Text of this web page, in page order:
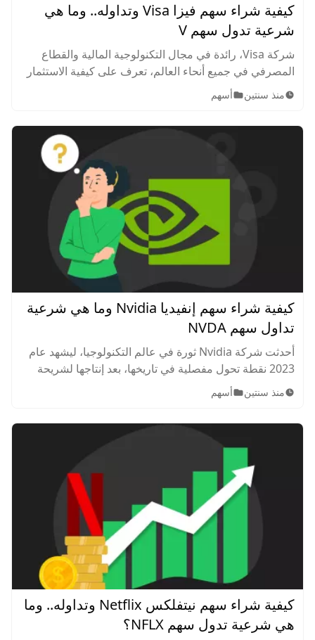
كيفية شراء سهم فيزا Visa وتداوله.. وما هي
شرعية تدول سهم V
شركة Visa، رائدة في مجال التكنولوجية المالية والقطاع
المصرفي في جميع أنحاء العالم، تعرف على كيفية الاستثمار
فيها وشراء أسهم V ببساطة ونجاح.
منذ سنتين أسهم
كيفية شراء سهم إنفيديا Nvidia وما هي شرعية
تداول سهم NVDA
أحدثت شركة Nvidia ثورة في عالم التكنولوجيا، ليشهد عام
2023 نقطة تحول مفصلية في تاريخها، بعد إنتاجها لشريحة
H100 الأسطورية، التي اعتبرها مطورو التكنولوجيا أفضل ما
أنتجه العقل البشري في هذا المجال، لتبقى وحدها الحصان
منذ سنتين أسهم
كيفية شراء سهم نيتفلكس Netflix وتداوله.. وما
هي شرعية تدول سهم NFLX؟